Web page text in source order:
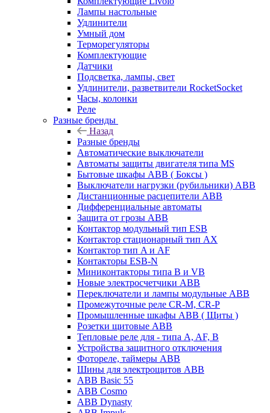
Лампы настольные
Удлинители
Умный дом
Терморегуляторы
Комплектующие
Датчики
Подсветка, лампы, свет
Удлинители, разветвители RocketSocket
Часы, колонки
Реле
Разные бренды
Назад
Разные бренды
Автоматические выключатели
Автоматы защиты двигателя типа MS
Бытовые шкафы ABB ( Боксы )
Выключатели нагрузки (рубильники) ABB
Дистанционные расцепители ABB
Дифференциальные автоматы
Защита от грозы ABB
Контактор модульный тип ESB
Контактор стационарный тип AX
Контактор тип A и AF
Контакторы ESB-N
Миниконтакторы типа B и VB
Новые электросчетчики ABB
Переключатели и лампы модульные ABB
Промежуточные реле CR-M, CR-P
Промышленные шкафы ABB ( Щиты )
Розетки щитовые ABB
Тепловые реле для - типа A, AF, B
Устройства защитного отключения
Фотореле, таймеры ABB
Шины для электрощитов АВВ
ABB Basic 55
ABB Cosmo
ABB Dynasty